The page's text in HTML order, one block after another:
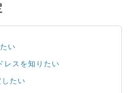
い
レスを知りたい
たい